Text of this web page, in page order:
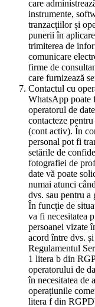
care
instrumente,
tranzacțiilor și
punerii în
trimiterea de
comunicare
firme de
care furnizează
Contactul cu
WhatsApp poate
operatorul de
contacteze
(cont activ). În
personal pot fi
setările de
fotografiei de
date vă poate
numai atunci
dvs. sau pentru a
În funcție de
va fi necesitatea
persoanei vizate
acord între dvs.
Regulamentul
1 litera b din
operatorului de
în necesitatea de
operațiunile
litera f din